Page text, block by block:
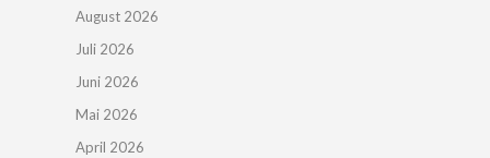
August 2026
Juli 2026
Juni 2026
Mai 2026
April 2026